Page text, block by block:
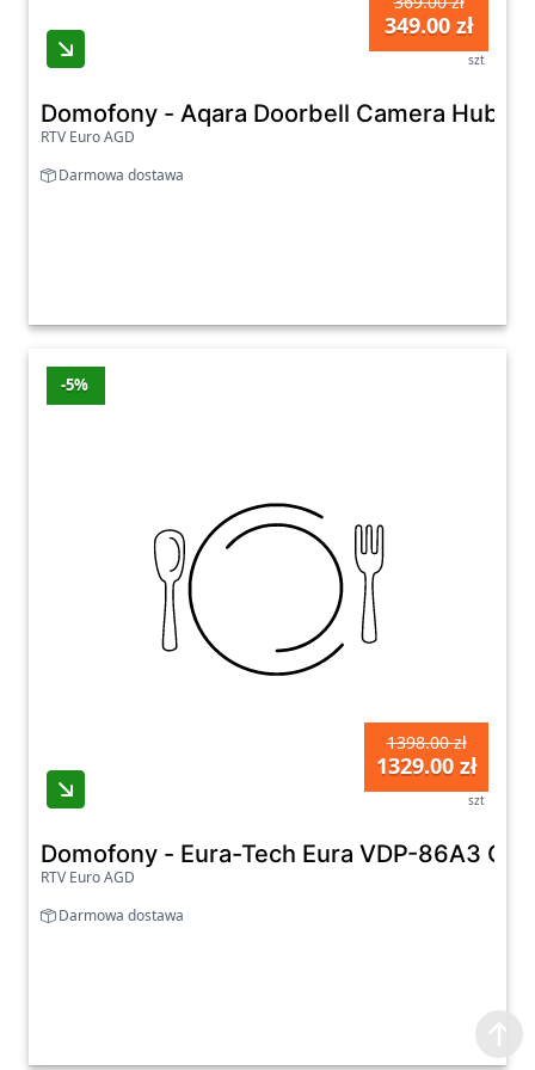
349.00 zł
szt
Domofony - Aqara Doorbell Camera Hub
RTV Euro AGD
Darmowa dostawa
-5%
1398.00 zł
1329.00 zł
szt
Domofony - Eura-Tech Eura VDP-86A3
RTV Euro AGD
Darmowa dostawa